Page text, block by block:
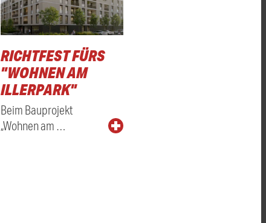
RICHTFEST FÜRS
"WOHNEN AM
ILLERPARK"
Beim Bauprojekt
„Wohnen am …